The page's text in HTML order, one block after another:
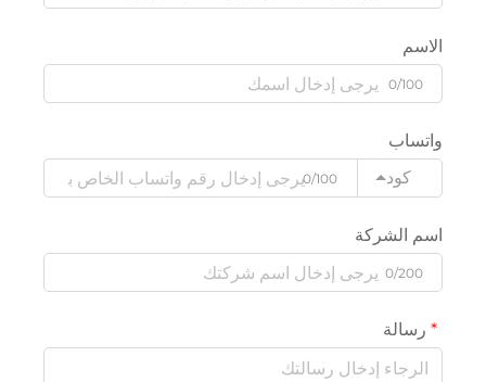
الاسم
0/100
واتساب
كود
0/100
اسم الشركة
0/200
رسالة